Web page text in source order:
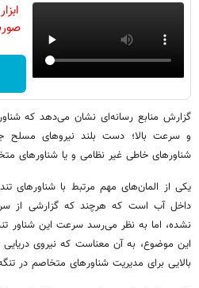
و سرعت بالا؛ دست بلند نیروهای مسلح
شناورهای خاطی غیر نظامی و یا شناورهای
یکی از المان‌های مهم مرتبط با شناورهای
داخل آب است که هرچند که گزارشی از
این موضوع، به آن معناست که نیروی
بالایی برای مدیریت شناورهای متخاصم در